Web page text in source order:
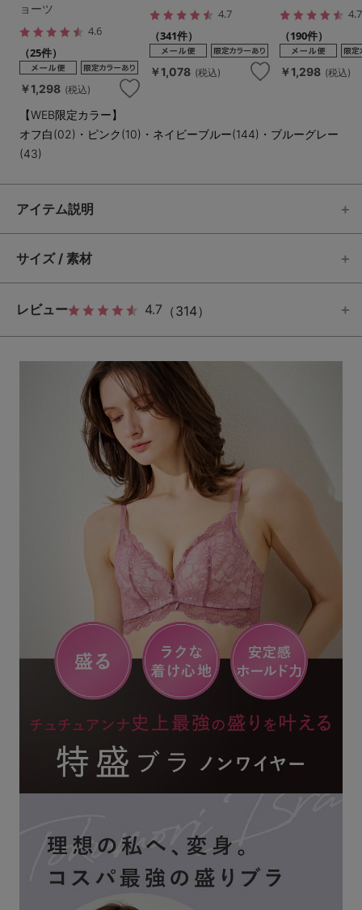
ョーツ
4.6
（25件）
￥1,298 (税込)
4.7
（341件）
￥1,078 (税込)
4.7
（190件）
￥1,298 (税込)
【WEB限定カラー】
オフ白(02)・ピンク(10)・ネイビーブルー(144)・ブルーグレー
(43)
アイテム説明
サイズ / 素材
レビュー 4.7 （314）